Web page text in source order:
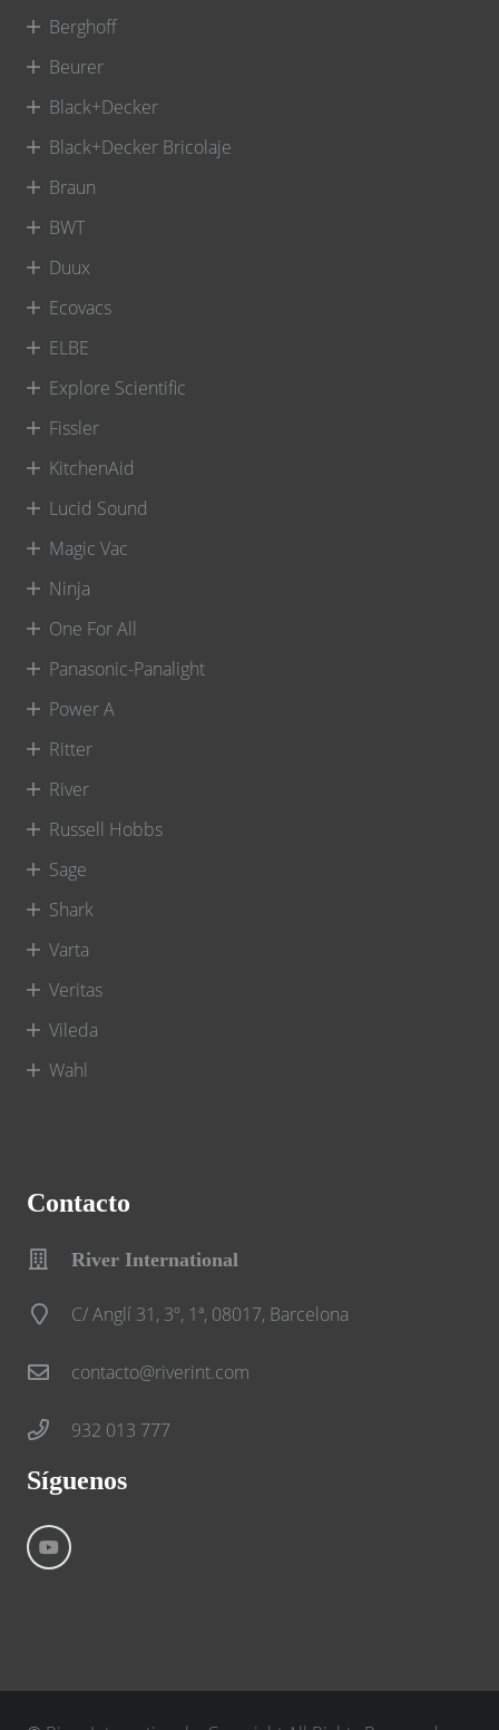
Berghoff
Beurer
Black+Decker
Black+Decker Bricolaje
Braun
BWT
Duux
Ecovacs
ELBE
Explore Scientific
Fissler
KitchenAid
Lucid Sound
Magic Vac
Ninja
One For All
Panasonic-Panalight
Power A
Ritter
River
Russell Hobbs
Sage
Shark
Varta
Veritas
Vileda
Wahl
Contacto
River International
C/ Anglí 31, 3º, 1ª, 08017, Barcelona
contacto@riverint.com
932 013 777
Síguenos